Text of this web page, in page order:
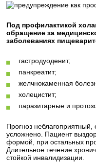
Под профилактикой
обращение за
заболеваниях
гастродуоденит;
панкреатит;
желчнокаменная
холецистит;
паразитарные и
Прогноз
усложнено. Пациент
формой, при остальных
Длительное течение
стойкой инвалидизации.